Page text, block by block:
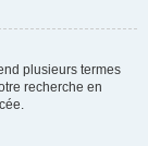
plusieurs termes
recherche en